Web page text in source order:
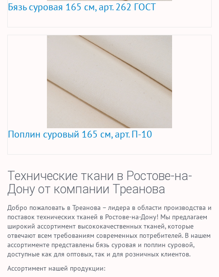
Бязь суровая 165 см, арт. 262 ГОСТ
Поплин суровый 165 см, арт. П-10
Технические ткани в Ростове-на-
Дону от компании Треанова
Добро пожаловать в Треанова – лидера в области производства и
поставок технических тканей в Ростове-на-Дону! Мы предлагаем
широкий ассортимент высококачественных тканей, которые
отвечают всем требованиям современных потребителей. В нашем
ассортименте представлены бязь суровая и поплин суровой,
доступные как для оптовых, так и для розничных клиентов.
Ассортимент нашей продукции: